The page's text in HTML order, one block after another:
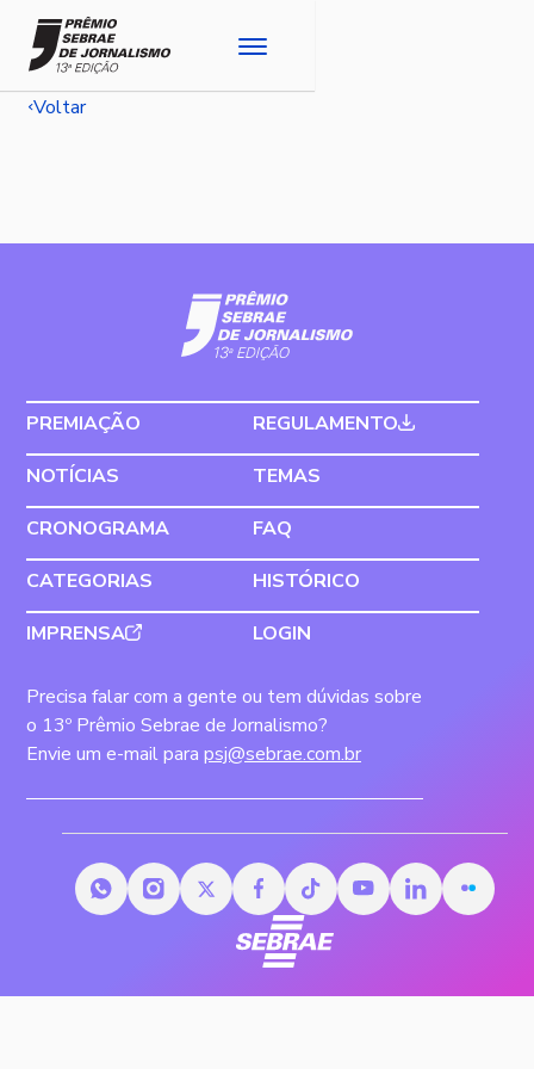
Voltar
PREMIAÇÃO
REGULAMENTO
NOTÍCIAS
TEMAS
CRONOGRAMA
FAQ
CATEGORIAS
HISTÓRICO
IMPRENSA
LOGIN
Precisa falar com a gente ou tem dúvidas sobre
o 13º Prêmio Sebrae de Jornalismo?
Envie um e-mail para psj@sebrae.com.br